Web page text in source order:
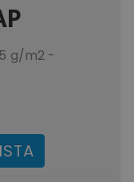
g/m2 -